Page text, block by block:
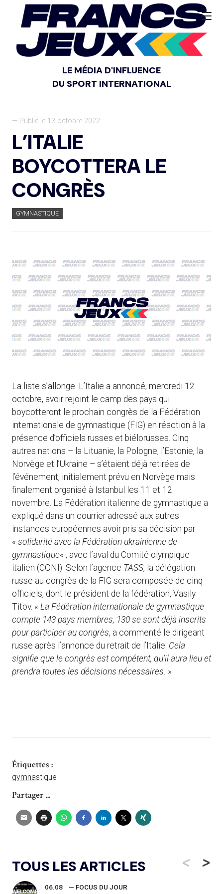
LE MÉDIA D'INFLUENCE
DU SPORT INTERNATIONAL
— Publié le 13 octobre 2022
L’ITALIE
BOYCOTTERA LE
CONGRÈS
GYMNASTIQUE
La liste s’allonge. L’Italie a annoncé, mercredi 12
octobre, avoir rejoint le camp des pays qui
boycotteront le prochain congrès de la Fédération
internationale de gymnastique (FIG) en réaction à la
présence d’officiels russes et biélorusses. Cinq
autres nations – la Lituanie, la Pologne, l’Estonie, la
Norvège et l’Ukraine – s’étaient déjà retirées de
l’événement, initialement prévu en Norvège mais
finalement organisé à Istanbul les 11 et 12
novembre. La Fédération italienne de gymnastique a
expliqué dans un courrier adressé aux autres
instances européennes avoir pris sa décision par
« solidarité avec la Fédération ukrainienne de
gymnastique« , avec l’aval du Comité olympique
italien (CONI). Selon l’agence TASS, la délégation
russe au congrès de la FIG sera composée de cinq
officiels, dont le président de la fédération, Vasily
Titov. « La Fédération internationale de gymnastique
compte 143 pays membres, 130 se sont déjà inscrits
pour participer au congrès, a commenté le dirigeant
russe après l’annonce du retrait de l’Italie. Cela
signifie que le congrès est compétent, qu’il aura lieu et
prendra toutes les décisions nécessaires. »
Étiquettes :
gymnastique
Partager ...
TOUS LES ARTICLES <
06.08 — FOCUS DU JOUR
>